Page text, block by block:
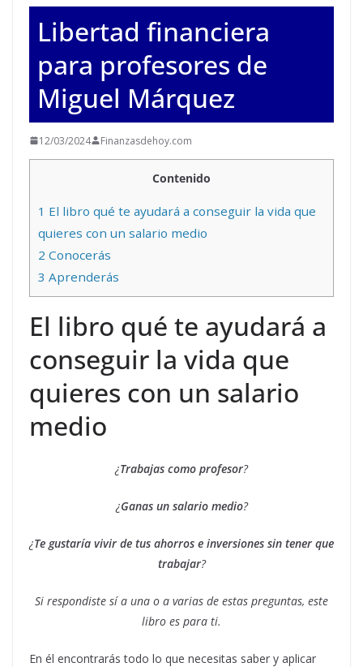
Libertad financiera
para profesores de
Miguel Márquez
12/03/2024 Finanzasdehoy.com
Contenido
1 El libro qué te ayudará a conseguir la vida que
quieres con un salario medio
2 Conocerás
3 Aprenderás
El libro qué te ayudará a
conseguir la vida que
quieres con un salario
medio
¿Trabajas como profesor?
¿Ganas un salario medio?
¿Te gustaría vivir de tus ahorros e inversiones sin tener que
trabajar?
Si respondiste sí a una o a varias de estas preguntas, este
libro es para ti.
En él encontrarás todo lo que necesitas saber y aplicar